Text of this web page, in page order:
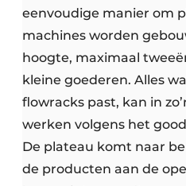
eenvoudige manier om
machines worden
hoogte, maximaal
kleine goederen. Alles
flowracks past, kan in
werken volgens het
De plateau komt naar
de producten aan de